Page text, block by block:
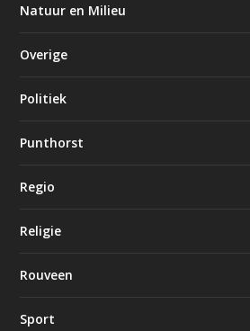
Natuur en Milieu
Overige
Politiek
Punthorst
Regio
Religie
Rouveen
Sport